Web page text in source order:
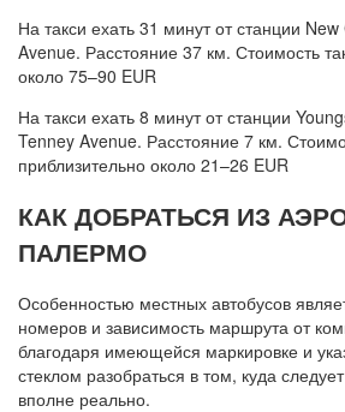
На такси ехать 31 минут от станции
Avenue. Расстояние 37 км. Стоимость
около 75–90 EUR
На такси ехать 8 минут от станции
Tenney Avenue. Расстояние 7 км.
приблизительно около 21–26 EUR
КАК ДОБРАТЬСЯ ИЗ
ПАЛЕРМО
Особенностью местных автобусов
номеров и зависимость маршрута от
благодаря имеющейся маркировке и
стеклом разобраться в том, куда
вполне реально.